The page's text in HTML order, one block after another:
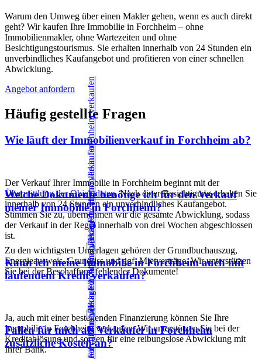
Warum den Umweg über einen Makler gehen, wenn es auch direkt
geht? Wir kaufen Ihre Immobilie in Forchheim – ohne
Immobilienmakler, ohne Wartezeiten und ohne
Besichtigungstourismus. Sie erhalten innerhalb von 24 Stunden ein
unverbindliches Kaufangebot und profitieren von einer schnellen
Abwicklung.
Angebot anfordern
Häufig gestellte Fragen
Wie läuft der Immobilienverkauf in Forchheim ab?
Der Verkauf Ihrer Immobilie in Forchheim beginnt mit der
Übermittlung der Objektdaten. Nach einer Besichtigung erhalten Sie
innerhalb von 24 Stunden ein unverbindliches Kaufangebot.
Stimmen Sie zu, übernehmen wir die gesamte Abwicklung, sodass
der Verkauf in der Regel innerhalb von drei Wochen abgeschlossen
ist.
Welche Dokumente benötige ich für den Verkauf
meiner Immobilie in Forchheim?
Zu den wichtigsten Unterlagen gehören der Grundbuchauszug,
Energieausweis, Grundriss und ggf. Mietverträge. Wir unterstützen
Sie bei der Beschaffung fehlender Dokumente!
Kann ich meine Immobilie in Forchheim auch mit
laufendem Kredit verkaufen?
Ja, auch mit einer bestehenden Finanzierung können Sie Ihre
Immobilie in Forchheim verkaufen. Wir unterstützen Sie bei der
Kreditablösung und sorgen für eine reibungslose Abwicklung mit
Ihrer Bank.
Fallen für mich als Verkäufer in Forchheim
zusätzliche Kosten an?